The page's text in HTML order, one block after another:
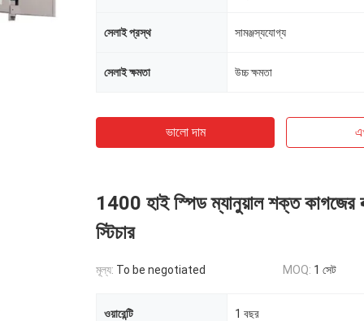
সেলাই প্রস্থ সামঞ্জস্যযোগ্য
সেলাই ক্ষমতা উচ্চ ক্ষমতা
ভালো দাম
1400 হাই স্পিড ম্যানুয়াল শক্ত কাগজের
স্টিচার
মূল্য: To be negotiated MOQ: 1 সেট
ওয়ারেন্টি 1 বছর